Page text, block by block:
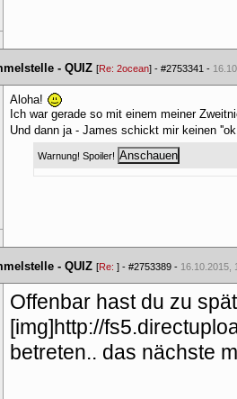
- QUIZ [Re: 2ocean] - #2753341 -
Aloha!
Ich war gerade so mit einem meiner
Und dann ja - James schickt mir keinen
Warnung! Spoiler!
- QUIZ [Re: ] - #2753389 - 16.10.2015,
Offenbar hast du zu
[img]http://
betreten.. das nächste